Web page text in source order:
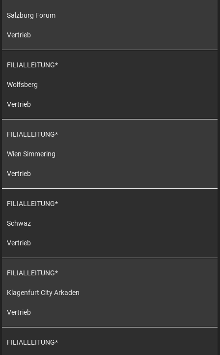
Salzburg Forum
Vertrieb
FILIALLEITUNG*
Wolfsberg
Vertrieb
FILIALLEITUNG*
Wien Simmering
Vertrieb
FILIALLEITUNG*
Schwaz
Vertrieb
FILIALLEITUNG*
Klagenfurt City Arkaden
Vertrieb
FILIALLEITUNG*